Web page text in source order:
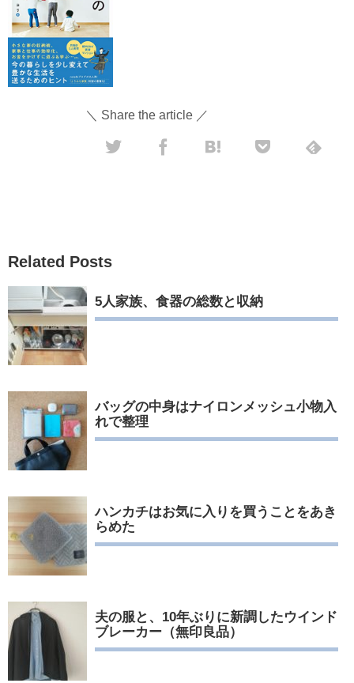
＼ Share the article ／
Related Posts
5人家族、食器の総数と収納
バッグの中身はナイロンメッシュ小物入
れで整理
ハンカチはお気に入りを買うことをあき
らめた
夫の服と、10年ぶりに新調したウインド
ブレーカー（無印良品）